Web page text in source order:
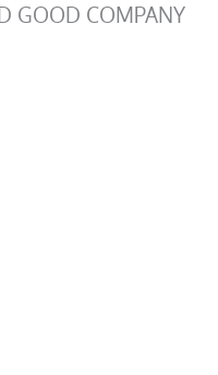
GOOD COMPANY